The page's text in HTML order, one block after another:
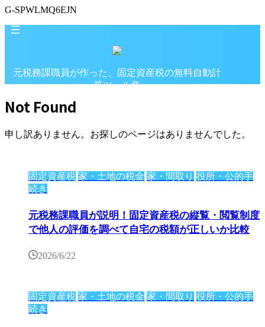
G-SPWLMQ6EJN
元税務課職員が作った、固定資産税の無料自動計
算ツール集
固定資産税の自動計算シミュレーション専門サイ
Not Found
申し訳ありません。お探しのページはありませんでした。
固定資産税 家・土地の税金 家・間取り 役所・公的手
続き
元税務課職員が説明！固定資産税の縦覧・閲覧制度
で他人の評価を調べて自宅の税額が正しいか比較
2026/6/22
固定資産税 家・土地の税金 家・間取り 役所・公的手
続き